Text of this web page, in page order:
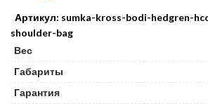
Артикул: sumka-kross-bodi-hedgren-
shoulder-bag
Вес
Габариты
Гарантия